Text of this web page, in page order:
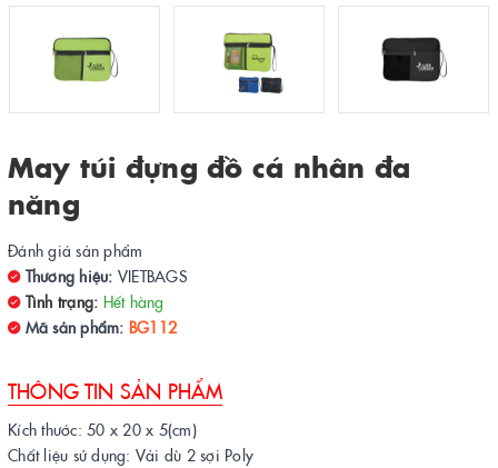
May túi đựng đồ cá nhân đa
năng
Đánh giá sản phẩm
Thương hiệu: VIETBAGS
Tình trạng: Hết hàng
Mã sản phẩm: BG112
THÔNG TIN SẢN PHẨM
Kích thước: 50 x 20 x 5(cm)
Chất liệu sử dụng: Vải dù 2 sợi Poly